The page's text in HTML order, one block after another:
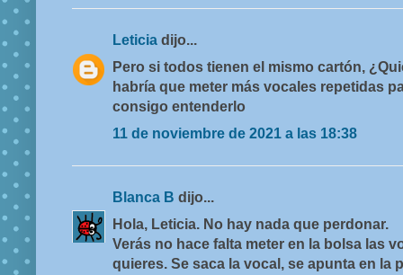
Leticia dijo...
Pero si todos tienen el mismo cartón,
habría que meter más vocales repetidas
consigo entenderlo
11 de noviembre de 2021 a las 18:38
Blanca B dijo...
Hola, Leticia. No hay nada que perdonar.
Verás no hace falta meter en la bolsa las
quieres. Se saca la vocal, se apunta en la